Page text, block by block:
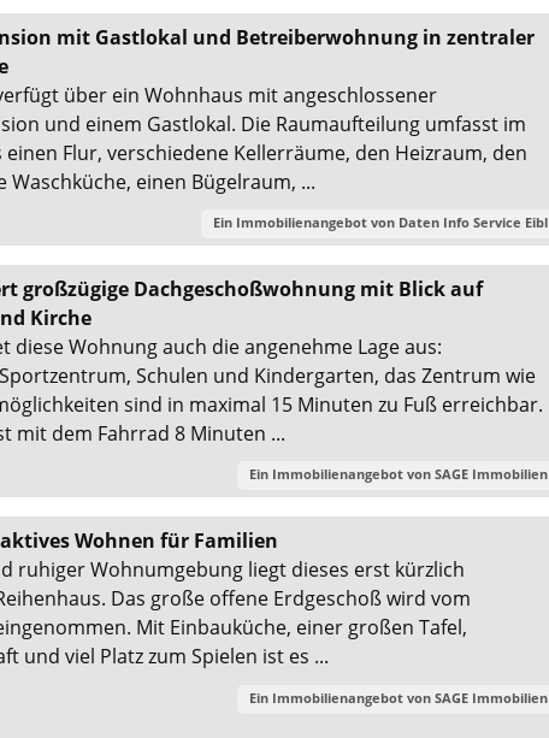
mit Gastlokal und Betreiberwohnung in zentraler
über ein Wohnhaus mit angeschlossener
und einem Gastlokal. Die Raumaufteilung umfasst im
einen Flur, verschiedene Kellerräume, den Heizraum, den
Waschküche, einen Bügelraum, ...
Ein Immobilienangebot von Daten Info Service Eibl
großzügige Dachgeschoßwohnung mit Blick auf
Kirche
diese Wohnung auch die angenehme Lage aus:
Schulen und Kindergarten, das Zentrum wie
sind in maximal 15 Minuten zu Fuß erreichbar.
mit dem Fahrrad 8 Minuten ...
Ein Immobilienangebot von SAGE Immobilien
Wohnen für Familien
ruhiger Wohnumgebung liegt dieses erst kürzlich
Das große offene Erdgeschoß wird vom
Mit Einbauküche, einer großen Tafel,
und viel Platz zum Spielen ist es ...
Ein Immobilienangebot von SAGE Immobilien